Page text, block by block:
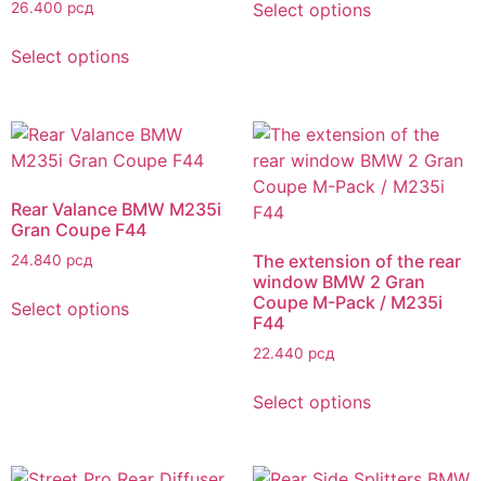
26.400 рсд
Select options
Select options
Rear Valance BMW M235i
Gran Coupe F44
24.840 рсд
Select options
The extension of the rear
window BMW 2 Gran
Coupe M-Pack / M235i
F44
22.440 рсд
Select options